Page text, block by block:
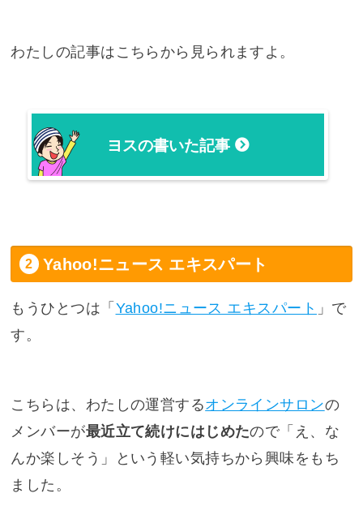
わたしの記事はこちらから見られますよ。
ヨスの書いた記事
Yahoo!ニュース エキスパート
もうひとつは「 Yahoo!ニュース エキスパート 」で
す。
こちらは、わたしの運営するオンラインサロンの
メンバーが最近立て続けにはじめたので「え、な
んか楽しそう」という軽い気持ちから興味をもち
ました。